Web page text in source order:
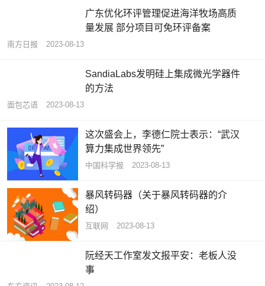
广东优化环评管理促进海洋牧场高质
量发展 部分项目可免环评备案
南方日报 2023-08-13
SandiaLabs发明硅上集成微光学器件
的方法
面包芯语 2023-08-13
这次盛会上，李德仁院士表示：“武汉
算力集成世界领先”
中国科学报 2023-08-13
暴风转码器（关于暴风转码器的介
绍）
互联网 2023-08-13
阮经天工作室发文报平安：老板人没
事